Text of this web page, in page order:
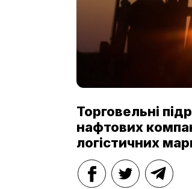
Торговельні
нафтових
логістичних